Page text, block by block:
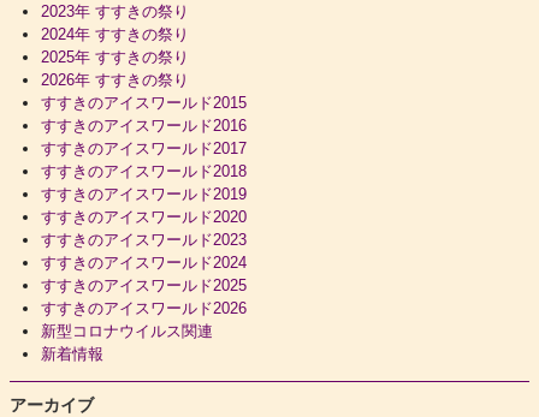
2023年 すすきの祭り
2024年 すすきの祭り
2025年 すすきの祭り
2026年 すすきの祭り
すすきのアイスワールド2015
すすきのアイスワールド2016
すすきのアイスワールド2017
すすきのアイスワールド2018
すすきのアイスワールド2019
すすきのアイスワールド2020
すすきのアイスワールド2023
すすきのアイスワールド2024
すすきのアイスワールド2025
すすきのアイスワールド2026
新型コロナウイルス関連
新着情報
アーカイブ